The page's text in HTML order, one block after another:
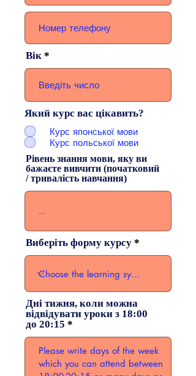
Вік
Який курс вас цікавить?
Курс японської мови
Курс польської мови
Рівень знання мови, яку ви
бажаєте вивчити (початковий
/ тривалість навчання)
Виберіть форму курсу
Дні тижня, коли можна
відвідувати уроки з 18:00
до 20:15